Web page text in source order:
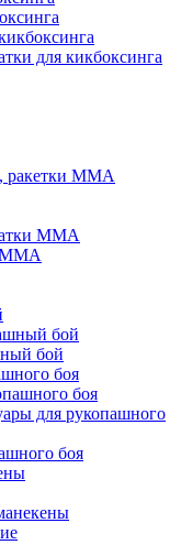
для кикбоксинга
ракетки ММА
ММА
ММА
бой
бой
боя
боя
для рукопашного
боя